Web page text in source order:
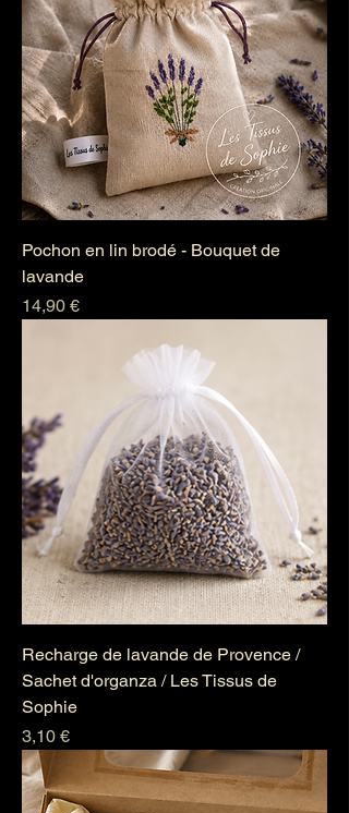
Pochon en lin brodé - Bouquet de
lavande
Prix
14,90 €
Recharge de lavande de Provence /
Sachet d'organza / Les Tissus de
Sophie
Prix
3,10 €